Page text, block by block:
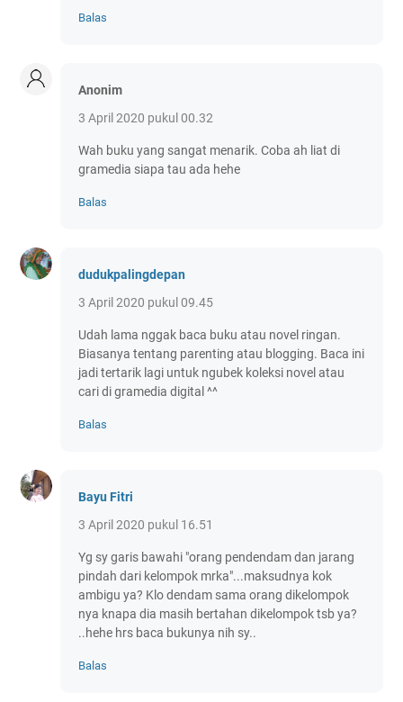
Balas
Anonim
3 April 2020 pukul 00.32
Wah buku yang sangat menarik. Coba ah liat di
gramedia siapa tau ada hehe
Balas
dudukpalingdepan
3 April 2020 pukul 09.45
Udah lama nggak baca buku atau novel ringan.
Biasanya tentang parenting atau blogging. Baca ini
jadi tertarik lagi untuk ngubek koleksi novel atau
cari di gramedia digital ^^
Balas
Bayu Fitri
3 April 2020 pukul 16.51
Yg sy garis bawahi "orang pendendam dan jarang
pindah dari kelompok mrka"...maksudnya kok
ambigu ya? Klo dendam sama orang dikelompok
nya knapa dia masih bertahan dikelompok tsb ya?
..hehe hrs baca bukunya nih sy..
Balas